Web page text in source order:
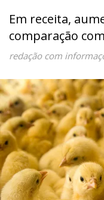
Em receita,
comparação
redação com